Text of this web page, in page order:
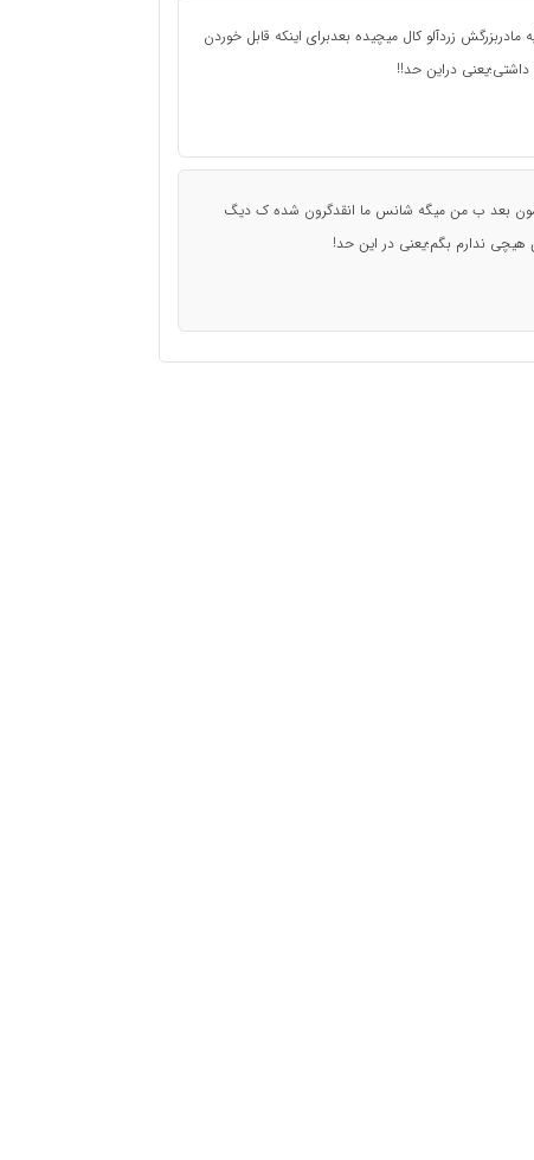
زردآلو کال میچیده بعدبرای اینکه قابل خوردن
دراین حد!!
بعد ب من میگه شانس ما انقدگرون شده ک دیگ
هیچی ندارم بگم؛یعنی در این حد!